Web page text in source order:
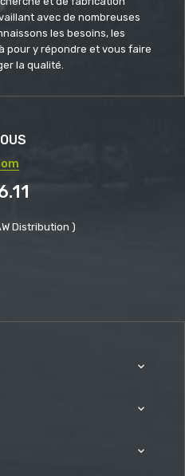
avec de nombreuses
les besoins, les
pour y répondre et vous faire
la qualité.
Distribution )


